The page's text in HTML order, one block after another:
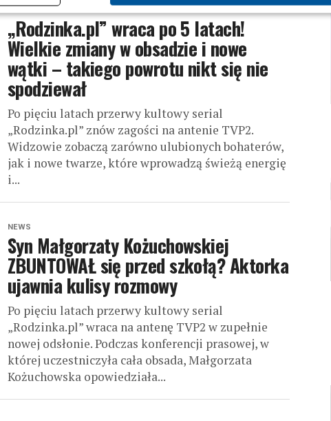
„Rodzinka.pl” wraca po 5 latach!
Wielkie zmiany w obsadzie i nowe
wątki – takiego powrotu nikt się nie
spodziewał
Po pięciu latach przerwy kultowy serial
„Rodzinka.pl” znów zagości na antenie TVP2.
Widzowie zobaczą zarówno ulubionych bohaterów,
jak i nowe twarze, które wprowadzą świeżą energię
i...
NEWS
Syn Małgorzaty Kożuchowskiej
ZBUNTOWAŁ się przed szkołą? Aktorka
ujawnia kulisy rozmowy
Po pięciu latach przerwy kultowy serial
„Rodzinka.pl” wraca na antenę TVP2 w zupełnie
nowej odsłonie. Podczas konferencji prasowej, w
której uczestniczyła cała obsada, Małgorzata
Kożuchowska opowiedziała...